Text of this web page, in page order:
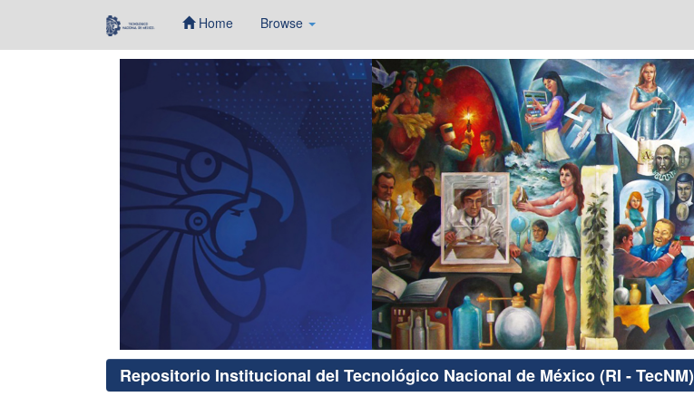
Home Browse
Repositorio Institucional del Tecnológico Nacional de México (RI - TecNM)